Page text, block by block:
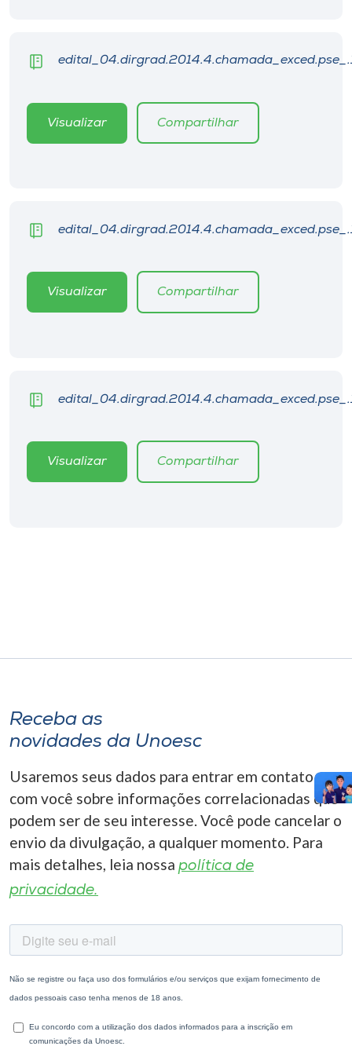
Unoesc
Visualizar Compartilhar
Visualizar Compartilhar
Visualizar Compartilhar
Receba as
novidades da Unoesc
Usaremos seus dados para entrar em contato
com você sobre informações correlacionadas que
podem ser de seu interesse. Você pode cancelar o
envio da divulgação, a qualquer momento. Para
mais detalhes, leia nossa política de
privacidade.